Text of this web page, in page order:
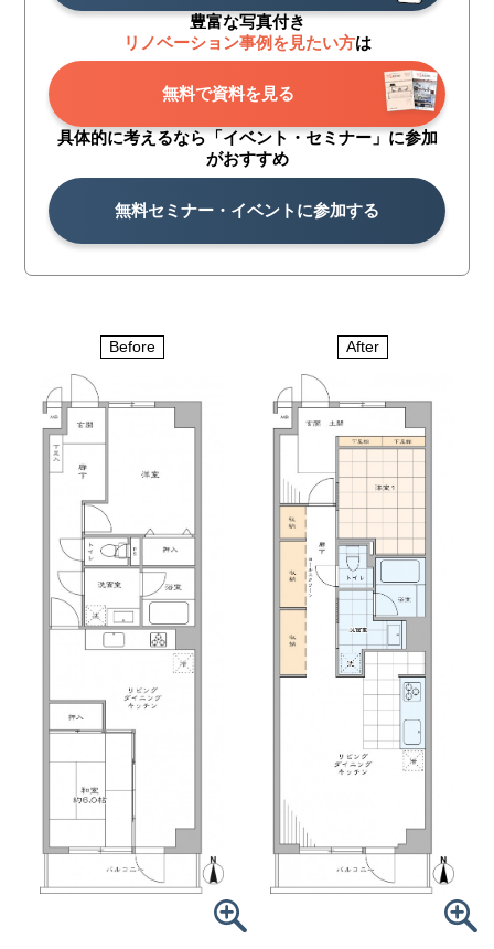
豊富な写真付き
リノベーション事例を見たい方は
無料で資料を見る
具体的に考えるなら「イベント・セミナー」に参加
がおすすめ
無料セミナー・イベントに参加する
Before After